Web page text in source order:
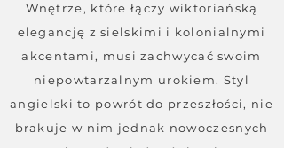
Wnętrze, które łączy wiktoriańską
elegancję z sielskimi i kolonialnymi
akcentami, musi zachwycać swoim
niepowtarzalnym urokiem. Styl
angielski to powrót do przeszłości, nie
brakuje w nim jednak nowoczesnych